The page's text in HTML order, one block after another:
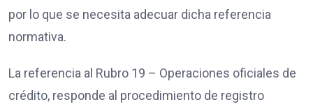
por lo que se necesita adecuar dicha referencia
normativa.
La referencia al Rubro 19 – Operaciones oficiales de
crédito, responde al procedimiento de registro